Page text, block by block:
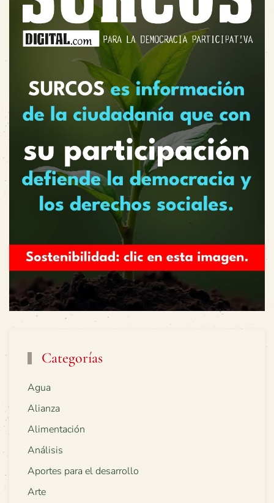
Categorías
Agua
Alianza
Alimentación
Análisis
Aportes para el desarrollo
Arte